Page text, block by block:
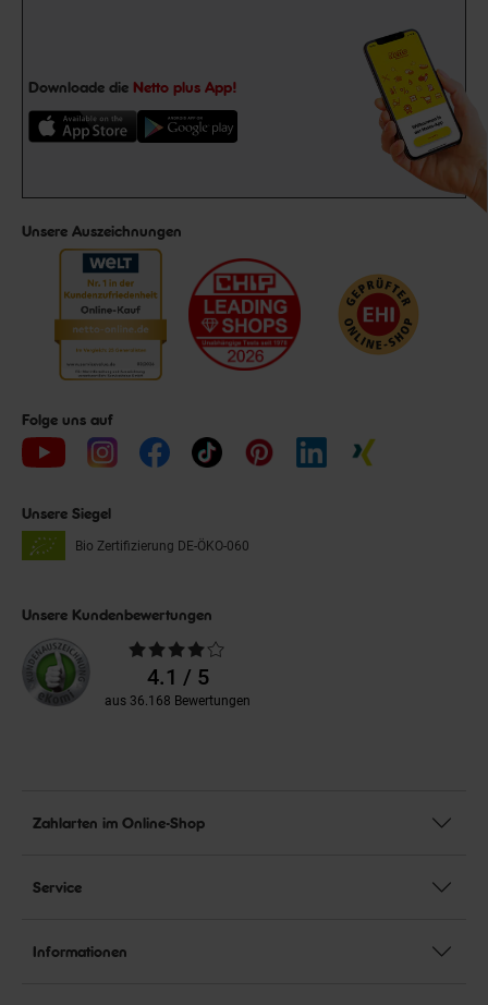
Downloade die Netto plus App!
Unsere Auszeichnungen
Folge uns auf
Unsere Siegel
Bio Zertifizierung DE-ÖKO-060
Unsere Kundenbewertungen
Durchschnittliche
Bewertungen4.1 / 5
aus 36.168 Bewertungen
Zahlarten im Online-Shop
Service
Informationen